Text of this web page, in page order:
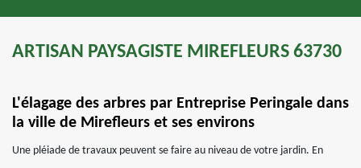
ARTISAN PAYSAGISTE MIREFLEURS 63730
L'élagage des arbres par Entreprise Peringale dans
la ville de Mirefleurs et ses environs
Une pléiade de travaux peuvent se faire au niveau de votre jardin. En